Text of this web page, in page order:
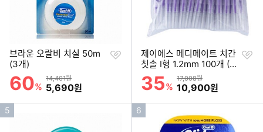
브라운 오랄비 치실 50m
(3개)
할인률
60%
상품금액
14,401원
할인금액
5,690원
찜
제이에스 메디메이트 치간
칫솔 I형 1.2mm 100개 (1
개)
할인률
35%
상품금액
17,008원
할인금액
10,900원
찜
인
5
인
6